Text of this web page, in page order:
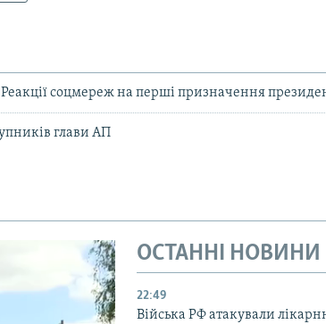
соцмереж на перші призначення
глави АП
ОСТАННІ НОВИНИ
22:49
Війська РФ атакували